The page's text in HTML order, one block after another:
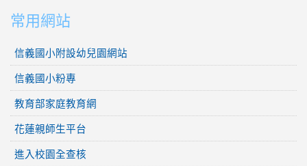
常用網站
信義國小附設幼兒園網站
信義國小粉專
教育部家庭教育網
花蓮親師生平台
進入校園全查核